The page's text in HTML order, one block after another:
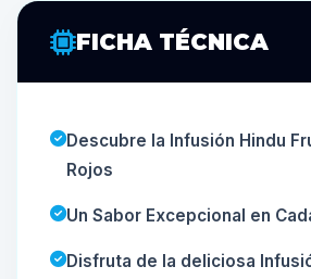
FICHA TÉCNICA
Descubre la Infusión Hindu
Rojos
Un Sabor Excepcional en
Disfruta de la deliciosa